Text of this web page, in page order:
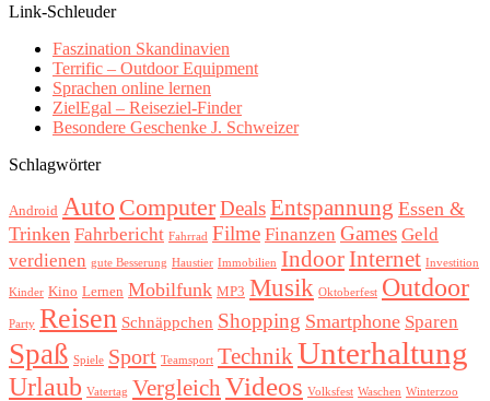
Link-Schleuder
Faszination Skandinavien
Terrific – Outdoor Equipment
Sprachen online lernen
ZielEgal – Reiseziel-Finder
Besondere Geschenke J. Schweizer
Schlagwörter
Android Auto ComputerDealsEntspannung Essen &
Trinken Fahrbericht Fahrrad Filme Finanzen Games Geld
verdienen gute Besserung Haustier Immobilien Indoor Internet Investition
Kinder Kino Lernen Mobilfunk MP3 Musik Oktoberfest Outdoor
Party Reisen Schnäppchen Shopping Smartphone Sparen
Spaß Spiele Sport Teamsport TechnikUnterhaltung
Urlaub Vatertag Vergleich Videos Volksfest Waschen Winterzoo